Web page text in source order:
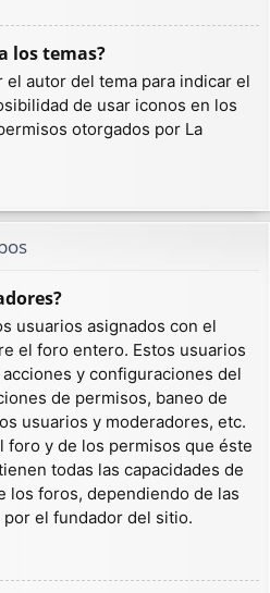
los temas?
autor del tema para indicar el
de usar iconos en los
otorgados por La
usuarios asignados con el
el foro entero. Estos usuarios
y configuraciones del
de permisos, baneo de
usuarios y moderadores, etc.
foro y de los permisos que éste
todas las capacidades de
los foros, dependiendo de las
el fundador del sitio.